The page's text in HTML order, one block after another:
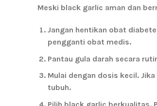
Meski black garlic aman dan
Jangan hentikan obat
pengganti obat medis.
Pantau gula darah secara
Mulai dengan dosis kecil.Jika
tubuh.